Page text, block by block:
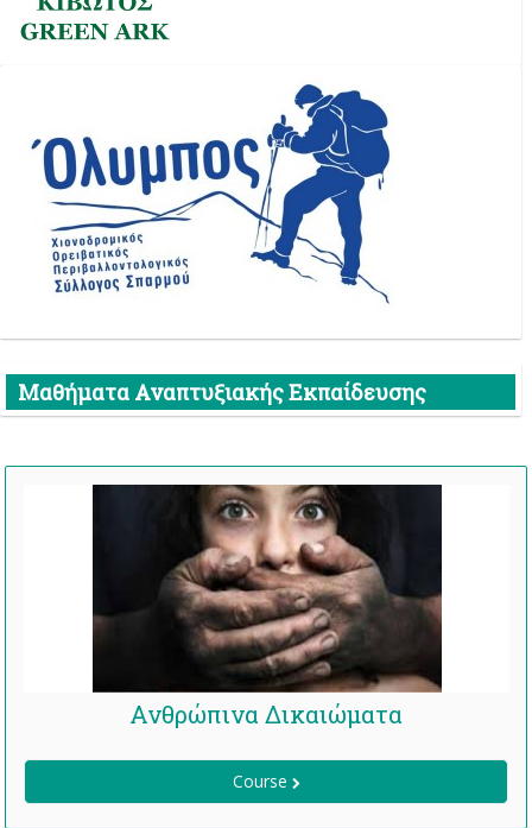
Μαθήματα Αναπτυξιακής Εκπαίδευσης
Ανθρώπινα Δικαιώματα
Course